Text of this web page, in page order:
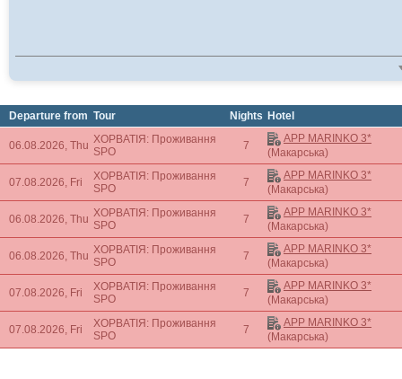
Departure from Tour Nights Hotel
06.08.2026, Thu ХОРВАТІЯ: Проживання
SPO
7
APP MARINKO 3*
(Макарська)
07.08.2026, Fri
ХОРВАТІЯ: Проживання
SPO
7
APP MARINKO 3*
(Макарська)
06.08.2026, Thu ХОРВАТІЯ: Проживання
SPO
7
APP MARINKO 3*
(Макарська)
06.08.2026, Thu ХОРВАТІЯ: Проживання
SPO
7
APP MARINKO 3*
(Макарська)
07.08.2026, Fri
ХОРВАТІЯ: Проживання
SPO
7
APP MARINKO 3*
(Макарська)
07.08.2026, Fri
ХОРВАТІЯ: Проживання
SPO
7
APP MARINKO 3*
(Макарська)